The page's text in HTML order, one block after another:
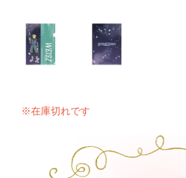
※在庫切れです